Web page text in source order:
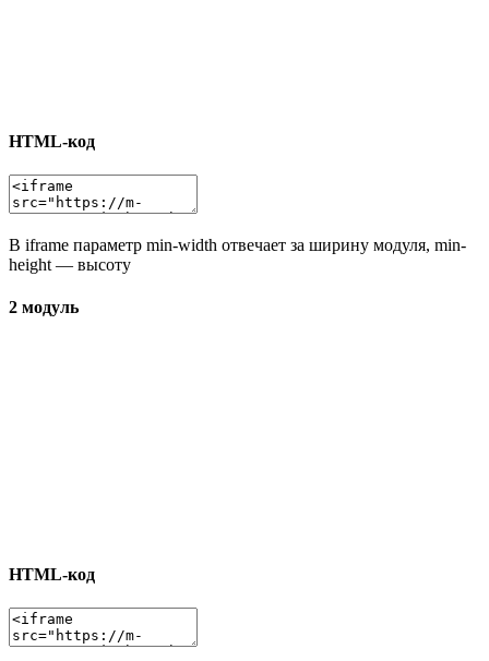
HTML-код
В iframe параметр min-width отвечает за ширину модуля, min-
height — высоту
2 модуль
HTML-код